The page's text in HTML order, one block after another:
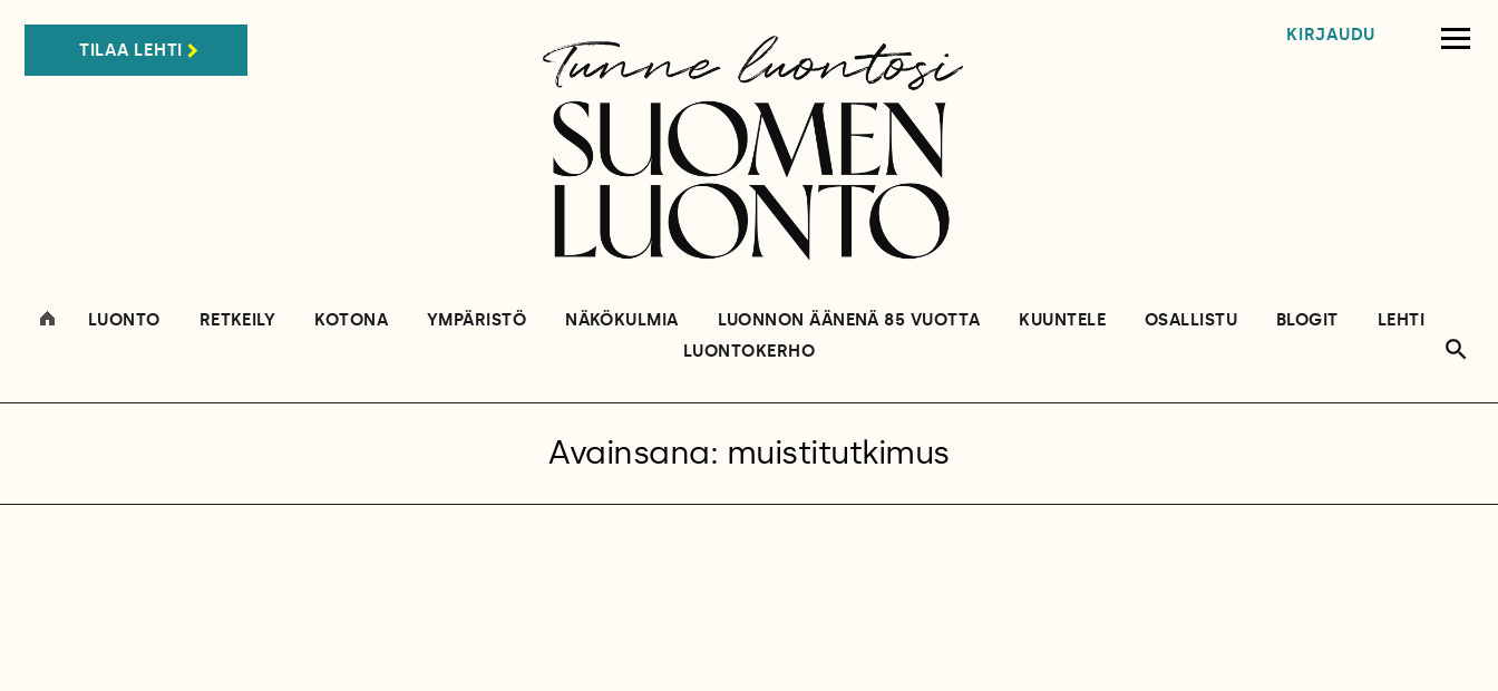
TILAA LEHTI
KIRJAUDU
LUONTO RETKEILY KOTONA YMPÄRISTÖ NÄKÖKULMIA LUONNON ÄÄNENÄ 85 VUOTTA KUUNTELE OSALLISTU BLOGIT
LEHTI
LUONTOKERHO
Avainsana: muistitutkimus